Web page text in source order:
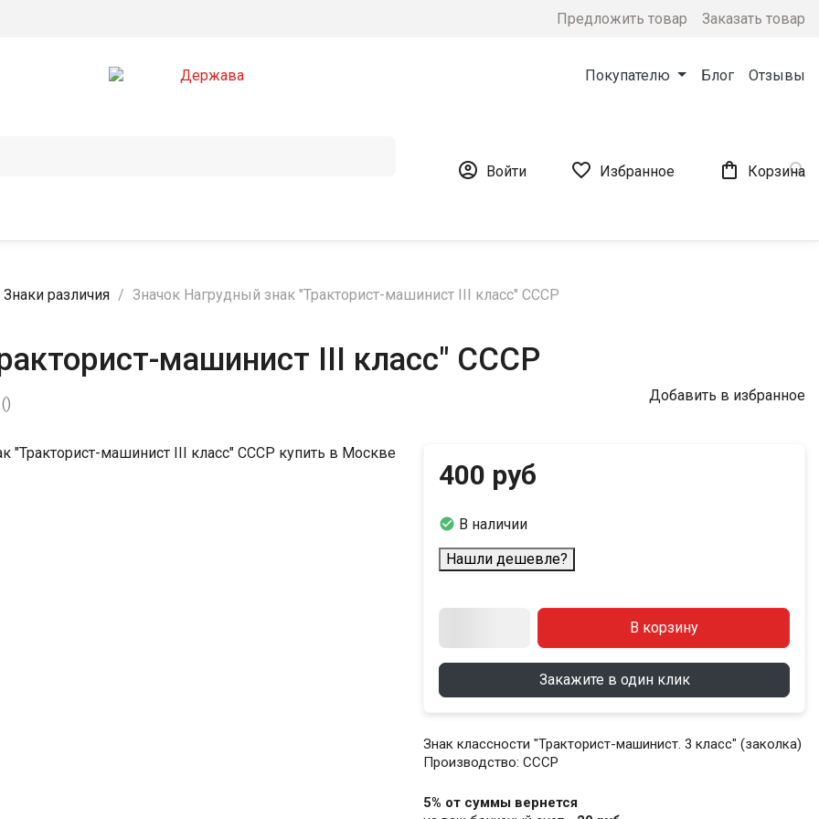
Предложить товар Заказать товар
Покупателю Блог Отзывы

 Войти  Избранное  Корзина
Знаки различия Значок Нагрудный знак "Тракторист-машинист III класс" СССР
машинист III класс" СССР
() Добавить в избранное
400 руб
 В наличии
Нашли дешевле?
В корзину
Закажите в один клик
Знак классности "Тракторист-машинист. 3 класс" (заколка)
Производство: СССР
5% от суммы вернется